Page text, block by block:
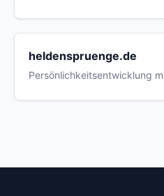
heldenspruenge.de
Persönlichkeitsentwicklung